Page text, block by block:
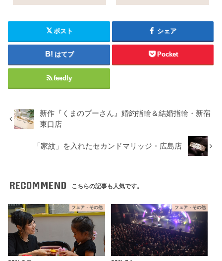
ポスト シェア
はてブ Pocket
feedly
新作『くまのプーさん』婚約指輪＆結婚指輪・新宿
東口店
「家紋」を入れたセカンドマリッジ・広島店
RECOMMEND こちらの記事も人気です。
フェア・その他 フェア・その他